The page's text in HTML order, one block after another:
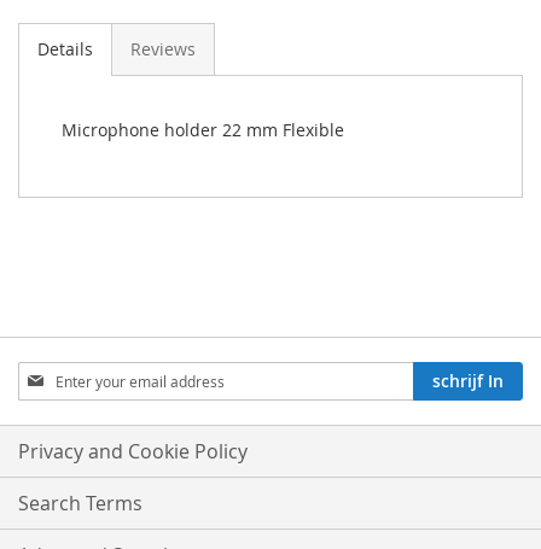
Details Reviews
Microphone holder 22 mm Flexible
Aboneren
op
onze
nieuwsbrief:
schrijf In
Privacy and Cookie Policy
Search Terms